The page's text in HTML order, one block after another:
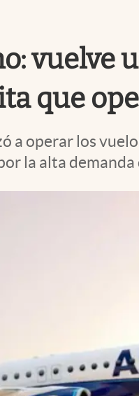
vuelve
que
a operar los
la alta